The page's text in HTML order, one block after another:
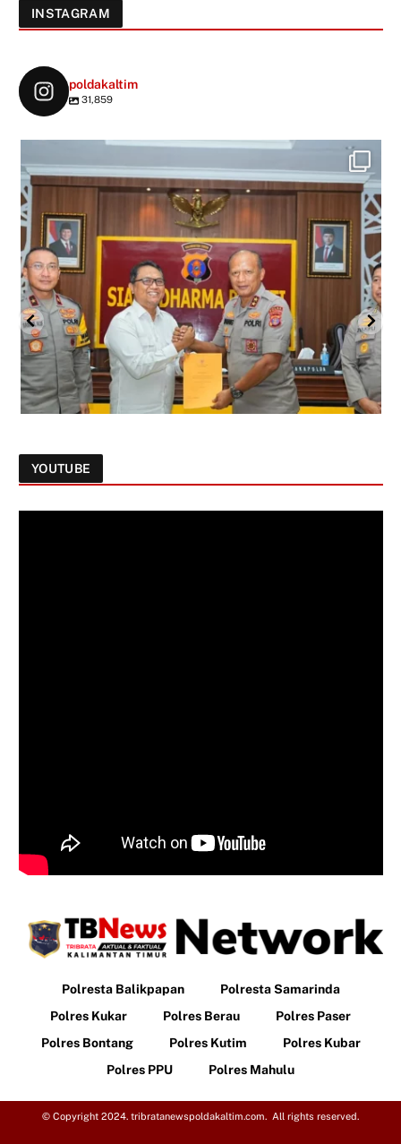
INSTAGRAM
poldakaltim
31,859
YOUTUBE
Polresta Balikpapan
Polresta Samarinda
Polres Kukar
Polres Berau
Polres Paser
Polres Bontang
Polres Kutim
Polres Kubar
Polres PPU
Polres Mahulu
© Copyright 2024. tribratanewspoldakaltim.com. All rights reserved.